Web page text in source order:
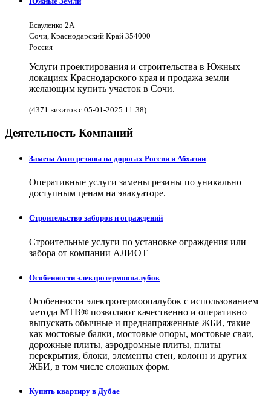
Есауленко 2А
Сочи, Краснодарский Край 354000
Россия
Услуги проектирования и строительства в Южных
локациях Краснодарского края и продажа земли
желающим купить участок в Сочи.
(4371 визитов с 05-01-2025 11:38)
Деятельность Компаний
Замена Авто резины на дорогах России и Абхазии
Оперативные услуги замены резины по уникально
доступным ценам на эвакуаторе.
Строительство заборов и ограждений
Строительные услуги по установке ограждения или
забора от компании АЛИОТ
Особенности электротермоопалубок
Особенности электротермоопалубок с использованием
метода МТВ® позволяют качественно и оперативно
выпускать обычные и преднапряженные ЖБИ, такие
как мостовые балки, мостовые опоры, мостовые сваи,
дорожные плиты, аэродромные плиты, плиты
перекрытия, блоки, элементы стен, колонн и других
ЖБИ, в том числе сложных форм.
Купить квартиру в Дубае